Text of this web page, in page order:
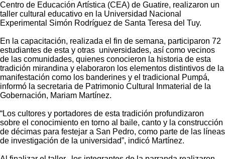
Centro de Educación Artística (CEA) de Guatire, realizaron un
taller cultural educativo en la Universidad Nacional
Experimental Simón Rodríguez de Santa Teresa del Tuy.
En la capacitación, realizada el fin de semana, participaron 72
estudiantes de esta y otras universidades, así como vecinos
de las comunidades, quienes conocieron la historia de esta
tradición mirandina y elaboraron los elementos distintivos de la
manifestación como los banderines y el tradicional Pumpá,
informó la secretaria de Patrimonio Cultural Inmaterial de la
Gobernación, Mariam Martínez.
“Los cultores y portadores de esta tradición profundizaron
sobre el conocimiento en torno al baile, canto y la construcción
de décimas para festejar a San Pedro, como parte de las líneas
de investigación de la universidad”, indicó Martínez.